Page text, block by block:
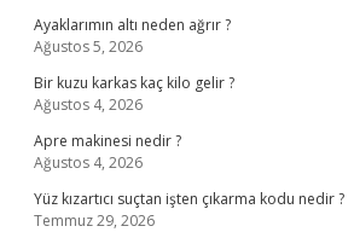
Ayaklarımın altı neden ağrır ?
Ağustos 5, 2026
Bir kuzu karkas kaç kilo gelir ?
Ağustos 4, 2026
Apre makinesi nedir ?
Ağustos 4, 2026
Yüz kızartıcı suçtan işten çıkarma kodu nedir ?
Temmuz 29, 2026